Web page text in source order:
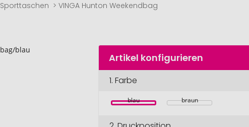
Sporttaschen VINGA Hunton Weekendbag
Artikel konfigurieren
1.Farbe
blau braun